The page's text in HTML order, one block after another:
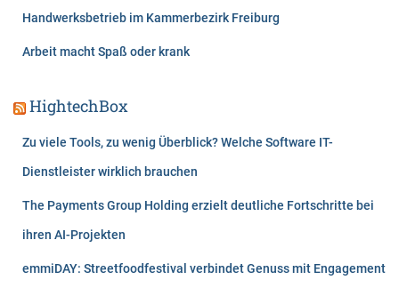
Handwerksbetrieb im Kammerbezirk Freiburg
Arbeit macht Spaß oder krank
HightechBox
Zu viele Tools, zu wenig Überblick? Welche Software IT-
Dienstleister wirklich brauchen
The Payments Group Holding erzielt deutliche Fortschritte bei
ihren AI-Projekten
emmiDAY: Streetfoodfestival verbindet Genuss mit Engagement